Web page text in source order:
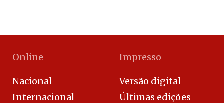
Online
Nacional
Internacional
Impresso
Versão digital
Últimas edições